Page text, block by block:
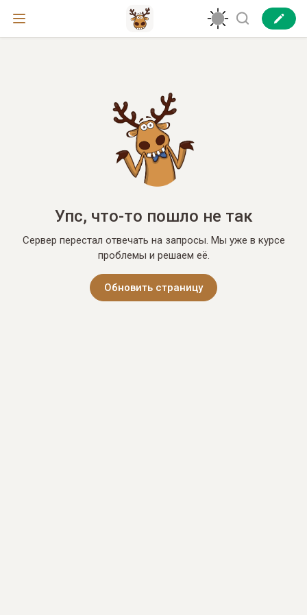
Упс, что-то пошло не так
Сервер перестал отвечать на запросы. Мы уже в курсе
проблемы и решаем её.
Обновить страницу